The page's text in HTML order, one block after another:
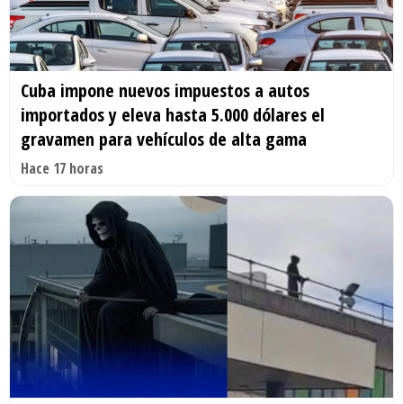
Cuba impone nuevos impuestos a autos
importados y eleva hasta 5.000 dólares el
gravamen para vehículos de alta gama
Hace 17 horas